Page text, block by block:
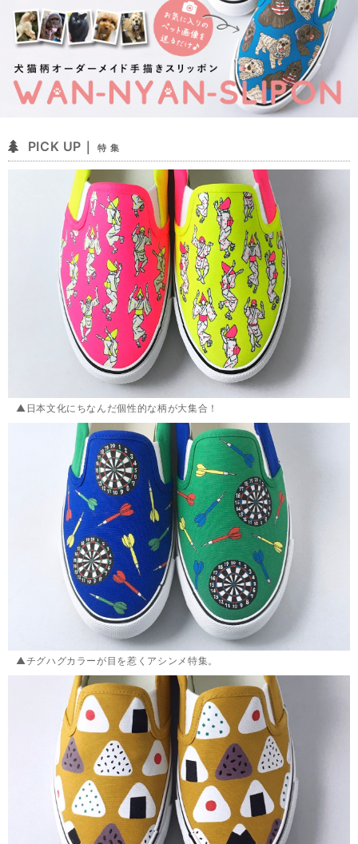
PICK UP｜ 特 集
▲日本文化にちなんだ個性的な柄が大集合！
▲チグハグカラーが目を惹くアシンメ特集。